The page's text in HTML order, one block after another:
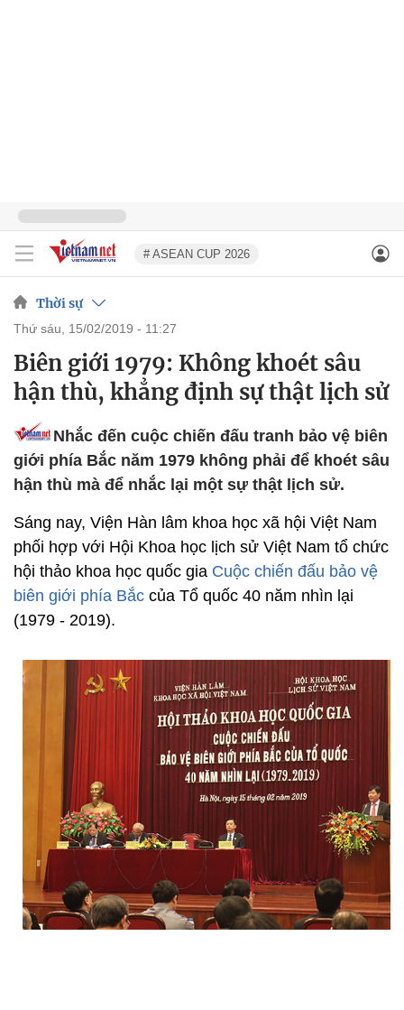
# ASEAN CUP 2026
Thời sự
thứ sáu, 15/02/2019 - 11:27
Biên giới 1979: Không khoét sâu
hận thù, khẳng định sự thật lịch sử
Nhắc đến cuộc chiến đấu tranh bảo vệ biên
giới phía Bắc năm 1979 không phải để khoét sâu
hận thù mà để nhắc lại một sự thật lịch sử.
Sáng nay, Viện Hàn lâm khoa học xã hội Việt Nam
phối hợp với Hội Khoa học lịch sử Việt Nam tổ chức
hội thảo khoa học quốc gia Cuộc chiến đấu bảo vệ
biên giới phía Bắc của Tổ quốc 40 năm nhìn lại
(1979 - 2019).